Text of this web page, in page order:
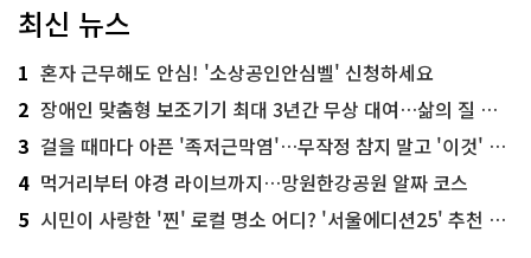
최신 뉴스
1 혼자 근무해도 안심! '소상공인안심벨' 신청하세요
2 장애인 맞춤형 보조기기 최대 3년간 무상 대여…삶의 질 높인다
3 걸을 때마다 아픈 '족저근막염'…무작정 참지 말고 '이것' 해보세요!
4 먹거리부터 야경 라이브까지…망원한강공원 알짜 코스
5 시민이 사랑한 '찐' 로컬 명소 어디? '서울에디션25' 추천 코스